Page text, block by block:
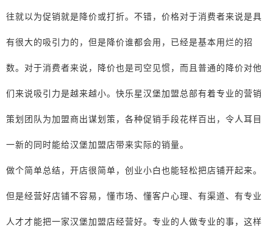
往就以为促销就是降价或打折。不错，价格对于消费者来说是具
有很大的吸引力的，但是降价谁都会用，已经是基本用烂的招
数。对于消费者来说，降价也是司空见惯，而且普通的降价对他
们来说吸引力是越来越小。快乐星汉堡加盟总部有着专业的营销
策划团队为加盟商出谋划策，各种促销手段花样百出，令人耳目
一新的同时能给汉堡加盟店带来实际的销量。
做个简单总结，开店很简单，创业小白也能轻松把店铺开起来。
但是经营好店铺不容易，懂市场、懂客户心理、有渠道、有专业
人才才能把一家汉堡加盟店经营好。专业的人做专业的事，这样